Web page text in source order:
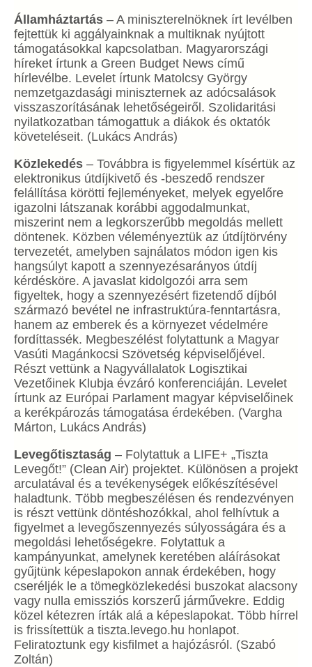
Államháztartás – A miniszterelnöknek írt levélben
fejtettük ki aggályainknak a multiknak nyújtott
támogatásokkal kapcsolatban. Magyarországi
híreket írtunk a Green Budget News című
hírlevélbe. Levelet írtunk Matolcsy György
nemzetgazdasági miniszternek az adócsalások
visszaszorításának lehetőségeiről. Szolidaritási
nyilatkozatban támogattuk a diákok és oktatók
követeléseit. (Lukács András)
Közlekedés – Továbbra is figyelemmel kísértük az
elektronikus útdíjkivető és -beszedő rendszer
felállítása körötti fejleményeket, melyek egyelőre
igazolni látszanak korábbi aggodalmunkat,
miszerint nem a legkorszerűbb megoldás mellett
döntenek. Közben véleményeztük az útdíjtörvény
tervezetét, amelyben sajnálatos módon igen kis
hangsúlyt kapott a szennyezésarányos útdíj
kérdésköre. A javaslat kidolgozói arra sem
figyeltek, hogy a szennyezésért fizetendő díjból
származó bevétel ne infrastruktúra-fenntartásra,
hanem az emberek és a környezet védelmére
fordíttassék. Megbeszélést folytattunk a Magyar
Vasúti Magánkocsi Szövetség képviselőjével.
Részt vettünk a Nagyvállalatok Logisztikai
Vezetőinek Klubja évzáró konferenciáján. Levelet
írtunk az Európai Parlament magyar képviselőinek
a kerékpározás támogatása érdekében. (Vargha
Márton, Lukács András)
Levegőtisztaság – Folytattuk a LIFE+ „Tiszta
Levegőt!” (Clean Air) projektet. Különösen a projekt
arculatával és a tevékenységek előkészítésével
haladtunk. Több megbeszélésen és rendezvényen
is részt vettünk döntéshozókkal, ahol felhívtuk a
figyelmet a levegőszennyezés súlyosságára és a
megoldási lehetőségekre. Folytattuk a
kampányunkat, amelynek keretében aláírásokat
gyűjtünk képeslapokon annak érdekében, hogy
cseréljék le a tömegközlekedési buszokat alacsony
vagy nulla emissziós korszerű járművekre. Eddig
közel kétezren írták alá a képeslapokat. Több hírrel
is frissítettük a tiszta.levego.hu honlapot.
Feliratoztunk egy kisfilmet a hajózásról. (Szabó
Zoltán)